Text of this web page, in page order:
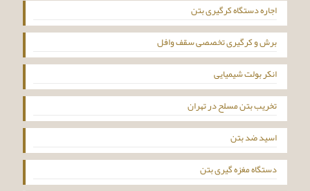
اجاره دستگاه کرگیری بتن
برش و کرگیری تخصصی سقف وافل
انکر بولت شیمیایی
تخریب بتن مسلح در تهران
اسید ضد بتن
دستگاه مغزه گیری بتن